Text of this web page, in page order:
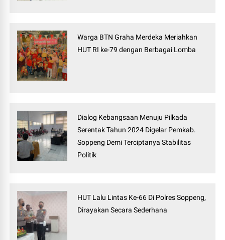
Warga BTN Graha Merdeka Meriahkan
HUT RI ke-79 dengan Berbagai Lomba
Dialog Kebangsaan Menuju Pilkada
Serentak Tahun 2024 Digelar Pemkab.
Soppeng Demi Terciptanya Stabilitas
Politik
HUT Lalu Lintas Ke-66 Di Polres Soppeng,
Dirayakan Secara Sederhana